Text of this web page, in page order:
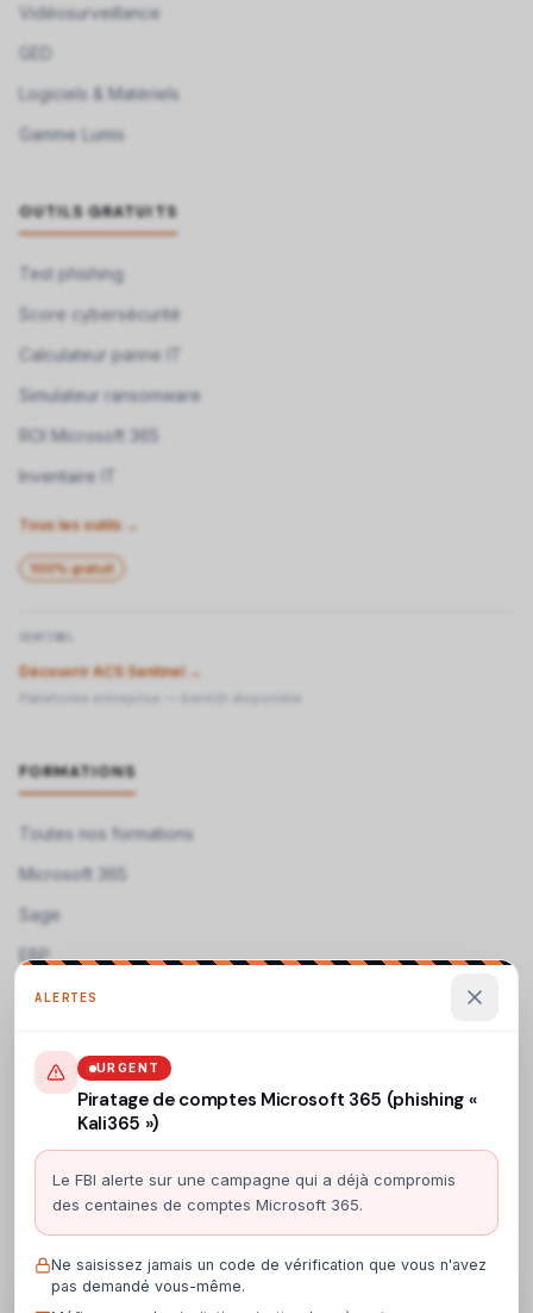
ALERTES
URGENT
Piratage de comptes Microsoft 365 (phishing «
Kali365 »)
Le FBI alerte sur une campagne qui a déjà compromis
des centaines de comptes Microsoft 365.
Ne saisissez jamais un code de vérification que vous n'avez
pas demandé vous-même.
Vidéosurveillance
GED
Logiciels & Matériels
Gamme Lumis
OUTILS GRATUITS
Test phishing
Score cybersécurité
Calculateur panne IT
Simulateur ransomware
ROI Microsoft 365
Inventaire IT
Tous les outils →
100% gratuit
SENTINEL
Découvrir ACS Sentinel →
Plateforme entreprise — bientôt disponible
FORMATIONS
Toutes nos formations
Microsoft 365
Sage
EBP
Programmes de formation téléchargeables
CONTACT
ACS Informatique
19 rue Camille Perdriau
49130 Les Ponts-de-Cé, France
Voir sur la carte →
02 41 68 42 36